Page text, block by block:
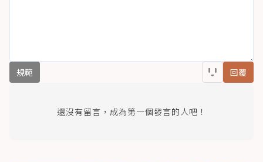
規範 回覆
還沒有留言，成為第一個發言的人吧！